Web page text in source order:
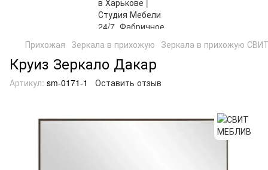
Прихожая Зеркала в прихожую Зеркала в прихожую
Круиз Зеркало Дакар
Артикул: sm-0171-1 Оставить отзыв